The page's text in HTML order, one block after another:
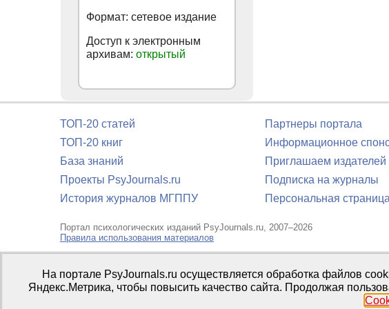
Формат: сетевое издание
Доступ к электронным
архивам: открытый
ТОП-20 статей
ТОП-20 книг
База знаний
Проекты PsyJournals.ru
История журналов МГППУ
Партнеры портала
Информационное
Приглашаем издателей
Подписка на журналы
Персональная страница
Портал психологических изданий PsyJournals.ru, 2007–2026
Правила использования материалов
Свидетельство регистрации СМИЭл № ФС77-66447 от 14 июля 2016 г.
Издатель:ФГБОУ ВО МГППУ
На портале PsyJournals.ru осуществляется обработка файлов
Яндекс.Метрика, чтобы повысить качество сайта. Продолжая